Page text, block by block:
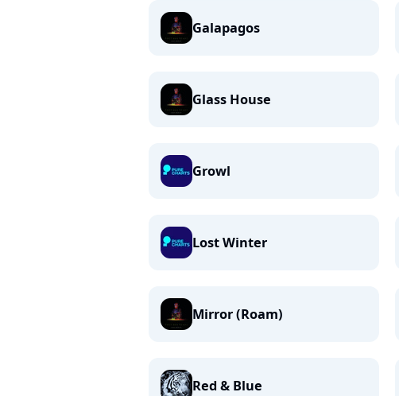
Galapagos
Glass House
Growl
Lost Winter
Mirror (Roam)
Red & Blue